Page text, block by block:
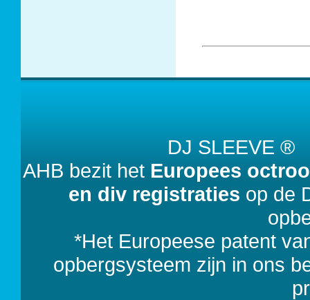
DJ SLEEVE
AHB bezit het Europees
en div registraties op de
*Het Europeese patent
opbergsysteem zijn in ons